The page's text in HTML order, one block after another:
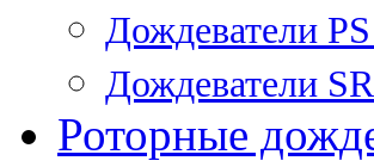
Дождеватели
Дождеватели
Роторные